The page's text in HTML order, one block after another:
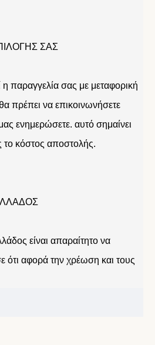
ΣΑΣ
η παραγγελία σας με μεταφορική
πρέπει να επικοινωνήσετε
ενημερώσετε. αυτό σημαίνει
το κόστος αποστολής.
είναι απαραίτητο να
ότι αφορά την χρέωση και τους